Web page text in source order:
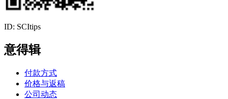
ID: SCItips
意得辑
付款方式
价格与返稿
公司动态